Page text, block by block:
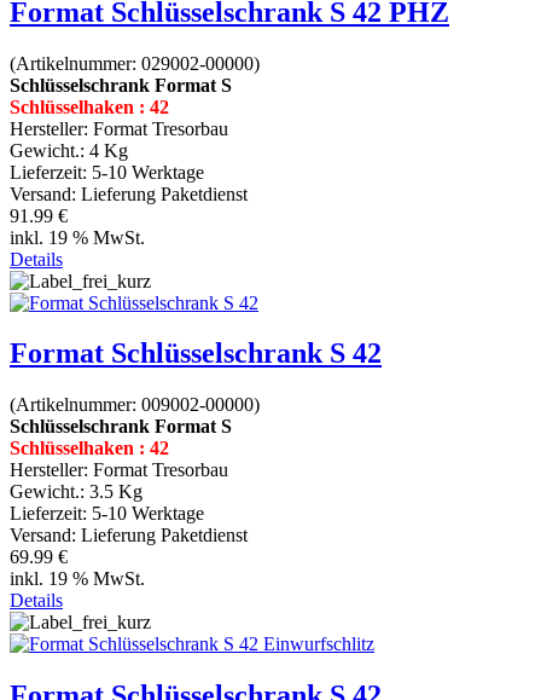
Format Schlüsselschrank S 42 PHZ
(Artikelnummer: 029002-00000)
Schlüsselschrank Format S
Schlüsselhaken : 42
Hersteller: Format Tresorbau
Gewicht.: 4 Kg
Lieferzeit: 5-10 Werktage
Versand: Lieferung Paketdienst
91.99 €
inkl. 19 % MwSt.
Details
Format Schlüsselschrank S 42
(Artikelnummer: 009002-00000)
Schlüsselschrank Format S
Schlüsselhaken : 42
Hersteller: Format Tresorbau
Gewicht.: 3.5 Kg
Lieferzeit: 5-10 Werktage
Versand: Lieferung Paketdienst
69.99 €
inkl. 19 % MwSt.
Details